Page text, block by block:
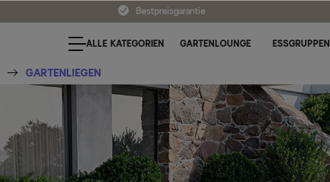
Bestpreisgarantie
ALLE KATEGORIEN GARTENLOUNGE ESSGRUPPEN
GARTENLIEGEN